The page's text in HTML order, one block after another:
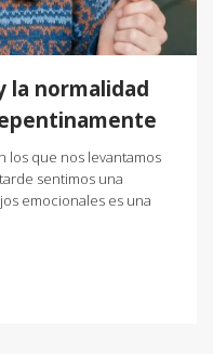
la normalidad
los que nos levantamos
sentimos una
emocionales es una